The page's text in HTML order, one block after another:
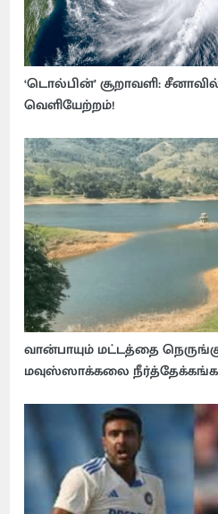
‘டொல்பின்’ சூறாவளி:
வெளியேற்றம்!
வான்பாயும் மட்டத்தை
மவுஸ்ஸாக்கலை